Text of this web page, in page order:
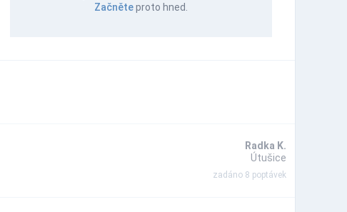
Začněteproto hned.
Radka K.
Útušice
zadáno 8 poptávek